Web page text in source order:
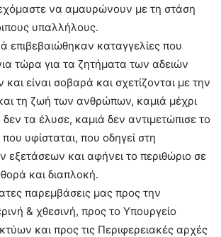
να αμαυρώνουν με τη στάση
υπαλλήλους.
επιβεβαιώθηκαν καταγγελίες που
τώρα για τα ζητήματα των αδειών
είναι σοβαρά και σχετίζονται με την
τη ζωή των ανθρώπων, καμιά μέχρι
τα έλυσε, καμιά δεν αντιμετώπισε το
που υφίσταται, που οδηγεί στη
εξετάσεων και αφήνει το περιθώριο σε
και διαπλοκή.
παρεμβάσεις μας προς την
& χθεσινή, προς το Υπουργείο
και προς τις Περιφερειακές αρχές